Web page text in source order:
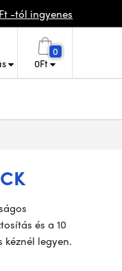
-tól ingyenes
0
0Ft
és a 10
legyen.